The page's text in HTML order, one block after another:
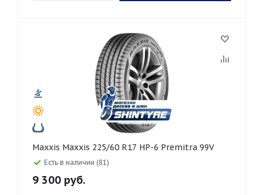
Maxxis Maxxis 225/60 R17 HP-6 Premitra 99V
Есть в наличии (81)
9 300 руб.